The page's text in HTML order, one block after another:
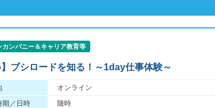
カンパニー＆キャリア教育等
】ブシロードを知る！～1day仕事体験～
オンライン
期／日時
随時